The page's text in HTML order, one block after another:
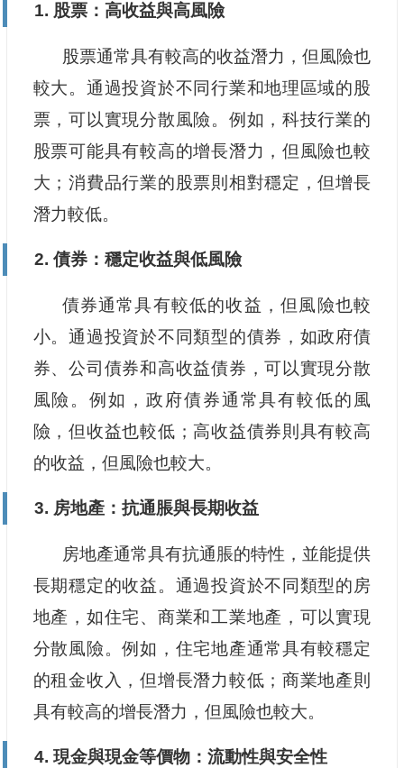
1. 股票：高收益與高風險
股票通常具有較高的收益潛力，但風險也
較大。通過投資於不同行業和地理區域的股
票，可以實現分散風險。例如，科技行業的
股票可能具有較高的增長潛力，但風險也較
大；消費品行業的股票則相對穩定，但增長
潛力較低。
2. 債券：穩定收益與低風險
債券通常具有較低的收益，但風險也較
小。通過投資於不同類型的債券，如政府債
券、公司債券和高收益債券，可以實現分散
風險。例如，政府債券通常具有較低的風
險，但收益也較低；高收益債券則具有較高
的收益，但風險也較大。
3. 房地產：抗通脹與長期收益
房地產通常具有抗通脹的特性，並能提供
長期穩定的收益。通過投資於不同類型的房
地產，如住宅、商業和工業地產，可以實現
分散風險。例如，住宅地產通常具有較穩定
的租金收入，但增長潛力較低；商業地產則
具有較高的增長潛力，但風險也較大。
4. 現金與現金等價物：流動性與安全性